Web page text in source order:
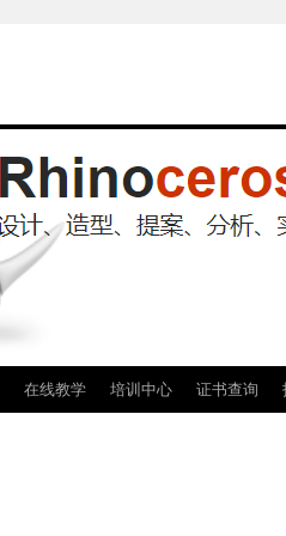
在线教学 培训中心 证书查询